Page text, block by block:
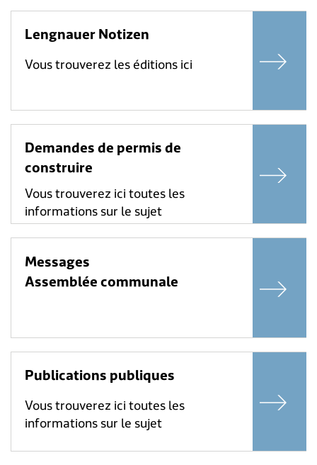
Lengnauer Notizen
Vous trouverez les éditions ici
Demandes de permis de
construire
Vous trouverez ici toutes les
informations sur le sujet
Messages
Assemblée communale
Publications publiques
Vous trouverez ici toutes les
informations sur le sujet